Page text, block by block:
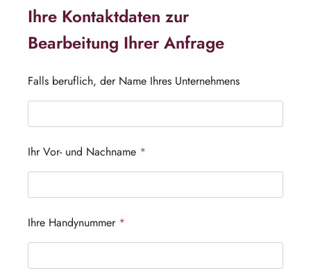
Ihre Kontaktdaten zur
Bearbeitung Ihrer Anfrage
Falls beruflich, der Name Ihres Unternehmens
Ihr Vor- und Nachname *
Ihre Handynummer *